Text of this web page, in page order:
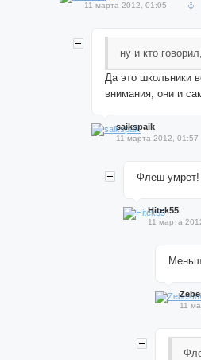
11 марта 2012, 01:05
ну и кто
Да это школьники
внимания, они и
saikspaik
11 марта 2012, 01:57
Флеш
Hitek55
11 марта
11